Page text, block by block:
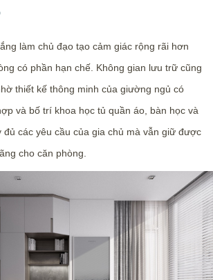
làm chủ đạo tạo cảm giác rộng rãi hơn
có phần hạn chế. Không gian lưu trữ cũng
thiết kế thông minh của giường ngủ có
và bố trí khoa học tủ quần áo, bàn học và
đủ các yêu cầu của gia chủ mà vẫn giữ được
cho căn phòng.